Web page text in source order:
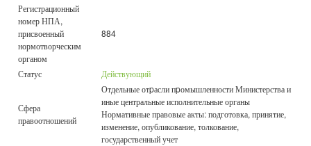
Регистрационный
номер НПА,
присвоенный
нормотворческим
органом
884
Статус Действующий
Сфера
правоотношений
Отдельные отpасли пpомышленности Министерства и
иные центральные исполнительные органы
Нормативные правовые акты: подготовка, принятие,
изменение, опубликование, толкование,
государственный учет